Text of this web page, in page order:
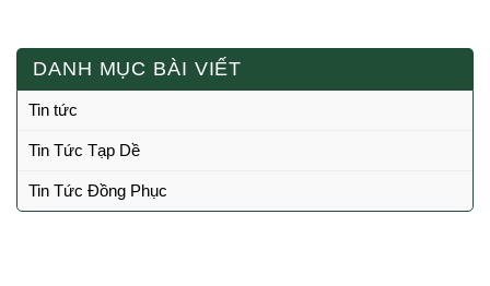
DANH MỤC BÀI VIẾT
Tin tức
Tin Tức Tạp Dề
Tin Tức Đồng Phục